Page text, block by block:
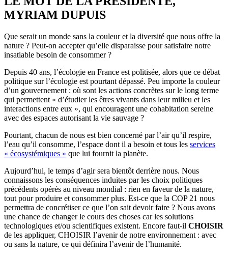
MYRIAM DUPUIS
Que serait un monde sans la couleur et la diversité que nous offre la
nature ? Peut-on accepter qu’elle disparaisse pour satisfaire notre
insatiable besoin de consommer ?
Depuis 40 ans, l’écologie en France est politisée, alors que ce débat
politique sur l’écologie est pourtant dépassé. Peu importe la couleur
d’un gouvernement : où sont les actions concrètes sur le long terme
qui permettent « d’étudier les êtres vivants dans leur milieu et les
interactions entre eux », qui encouragent une cohabitation sereine
avec des espaces autorisant la vie sauvage ?
Pourtant, chacun de nous est bien concerné par l’air qu’il respire,
l’eau qu’il consomme, l’espace dont il a besoin et tous les services
« écosystémiques » que lui fournit la planète.
Aujourd’hui, le temps d’agir sera bientôt derrière nous. Nous
connaissons les conséquences induites par les choix politiques
précédents opérés au niveau mondial : rien en faveur de la nature,
tout pour produire et consommer plus. Est-ce que la COP 21 nous
permettra de concrétiser ce que l’on sait devoir faire ? Nous avons
une chance de changer le cours des choses car les solutions
technologiques et/ou scientifiques existent. Encore faut-il CHOISIR
de les appliquer, CHOISIR l’avenir de notre environnement : avec
ou sans la nature, ce qui définira l’avenir de l’humanité.